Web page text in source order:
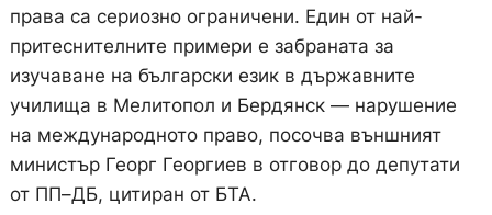
права са сериозно ограничени. Един от най-
притеснителните примери е забраната за
изучаване на български език в държавните
училища в Мелитопол и Бердянск — нарушение
на международното право, посочва външният
министър Георг Георгиев в отговор до депутати
от ПП–ДБ, цитиран от БТА.